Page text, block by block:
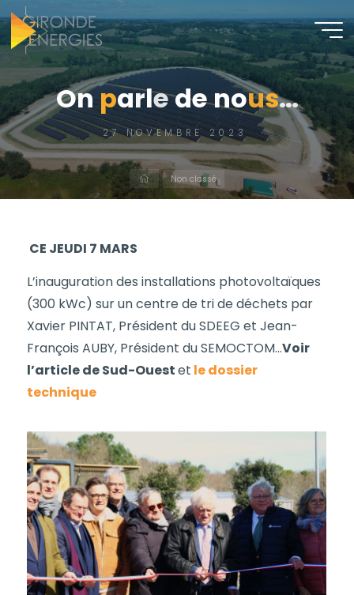
Onparledenous…
27 NOVEMBRE 2023
Non classé
CE JEUDI 7 MARS
L’inauguration des installations photovoltaïques
(300 kWc) sur un centre de tri de déchets par
Xavier PINTAT, Président du SDEEG et Jean-
François AUBY, Président du SEMOCTOM…Voir
l’article de Sud-Ouestet le dossier
technique